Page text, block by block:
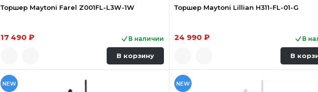
Торшер Maytoni Farel Z001FL-L3W-1W
17 490 ₽ В наличии
В корзину
Торшер Maytoni Lillian H311-FL-01-G
24 990 ₽ В
В
NEW NEW